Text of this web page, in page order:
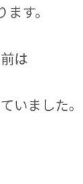
す。
は
いました。